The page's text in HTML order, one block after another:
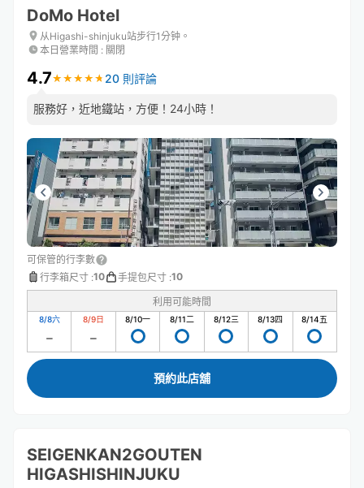
DoMo Hotel
从Higashi-shinjuku站步行1分钟。
本日營業時間 : 關閉
4.7★ ★ ★ ★ ★
★ ★ ★ ★ ★ 20 則評論
服務好，近地鐵站，方便！24小時！
可保管的行李數
行李箱尺寸 :10 手提包尺寸 :10
利用可能時間
8/8六 8/9日 8/10一 8/11二 8/12三 8/13四 8/14五
預約此店舖
SEIGENKAN2GOUTEN
HIGASHISHINJUKU